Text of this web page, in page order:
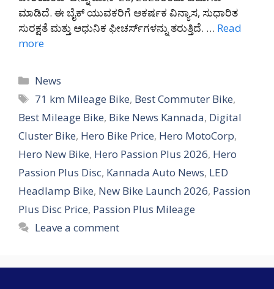
ಮಾಡಿದೆ. ಈ ಬೈಕ್ ಯುವಕರಿಗೆ ಆಕರ್ಷಕ ವಿನ್ಯಾಸ, ಸುಧಾರಿತ
ಸುರಕ್ಷತೆ ಮತ್ತು ಆಧುನಿಕ ಫೀಚರ್ಸ್‌ಗಳನ್ನು ತರುತ್ತಿದೆ. … Read
more
Categories
News
Tags
71 km Mileage Bike, Best Commuter Bike,
Best Mileage Bike, Bike News Kannada, Digital
Cluster Bike, Hero Bike Price, Hero MotoCorp,
Hero New Bike, Hero Passion Plus 2026, Hero
Passion Plus Disc, Kannada Auto News, LED
Headlamp Bike, New Bike Launch 2026, Passion
Plus Disc Price, Passion Plus Mileage
Leave a comment